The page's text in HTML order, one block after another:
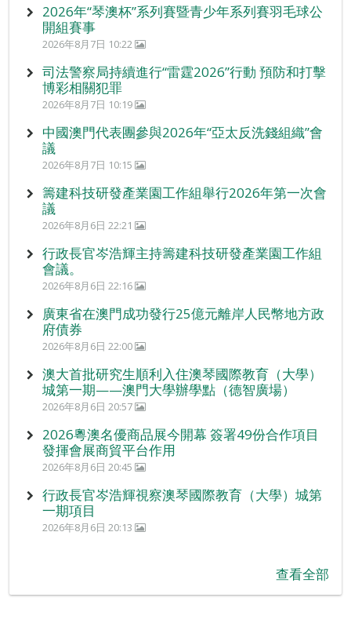
2026年“琴澳杯”系列賽暨青少年系列賽羽毛球公
開組賽事
2026年8月7日 10:22
司法警察局持續進行“雷霆2026”行動 預防和打擊
博彩相關犯罪
2026年8月7日 10:19
中國澳門代表團參與2026年“亞太反洗錢組織”會
議
2026年8月7日 10:15
籌建科技研發產業園工作組舉行2026年第一次會
議
2026年8月6日 22:21
行政長官岑浩輝主持籌建科技研發產業園工作組
會議。
2026年8月6日 22:16
廣東省在澳門成功發行25億元離岸人民幣地方政
府債券
2026年8月6日 22:00
澳大首批研究生順利入住澳琴國際教育（大學）
城第一期——澳門大學辦學點（德智廣場）
2026年8月6日 20:57
2026粵澳名優商品展今開幕 簽署49份合作項目
發揮會展商貿平台作用
2026年8月6日 20:45
行政長官岑浩輝視察澳琴國際教育（大學）城第
一期項目
2026年8月6日 20:13
查看全部